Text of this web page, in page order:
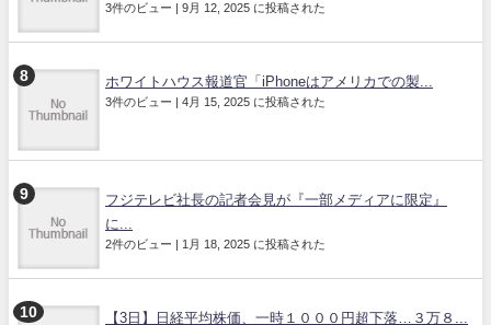
3件のビュー 9月 12, 2025 に投稿された
ホワイトハウス報道官「iPhoneはアメリカでの製...
3件のビュー 4月 15, 2025 に投稿された
フジテレビ社長の記者会見が『一部メディアに限定』
に...
2件のビュー 1月 18, 2025 に投稿された
【3日】日経平均株価、一時１０００円超下落…３万８...